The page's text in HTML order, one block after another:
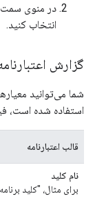
در منوی
انتخاب کنید.
گزارش
استفاده شده است،
قالب اعتبارنامه
نام کلید
برای مثال، "کلید